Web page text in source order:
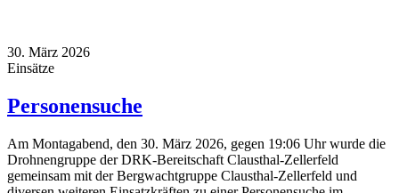
30. März 2026
Einsätze
Personensuche
Am Montagabend, den 30. März 2026, gegen 19:06 Uhr wurde die
Drohnengruppe der DRK-Bereitschaft Clausthal-Zellerfeld
gemeinsam mit der Bergwachtgruppe Clausthal-Zellerfeld und